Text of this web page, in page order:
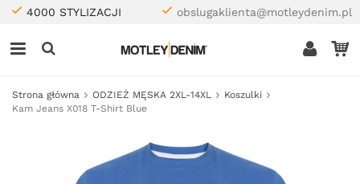
4000 STYLIZACJI obslugaklienta@motleydenim.pl
Strona główna ODZIEŻ MĘSKA 2XL-14XL
Koszulki
Kam Jeans X018 T-Shirt Blue